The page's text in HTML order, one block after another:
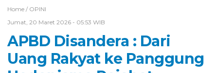
Home / OPINI
Jumat, 20 Maret 2026 - 05:53 WIB
APBD Disandera : Dari
Uang Rakyat ke Panggung